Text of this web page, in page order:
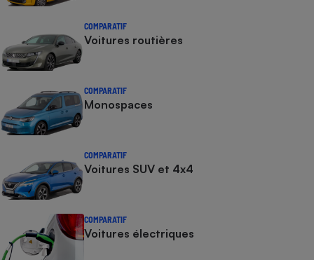
COMPARATIF
Voitures routières
COMPARATIF
Monospaces
COMPARATIF
Voitures SUV et 4x4
COMPARATIF
Voitures électriques